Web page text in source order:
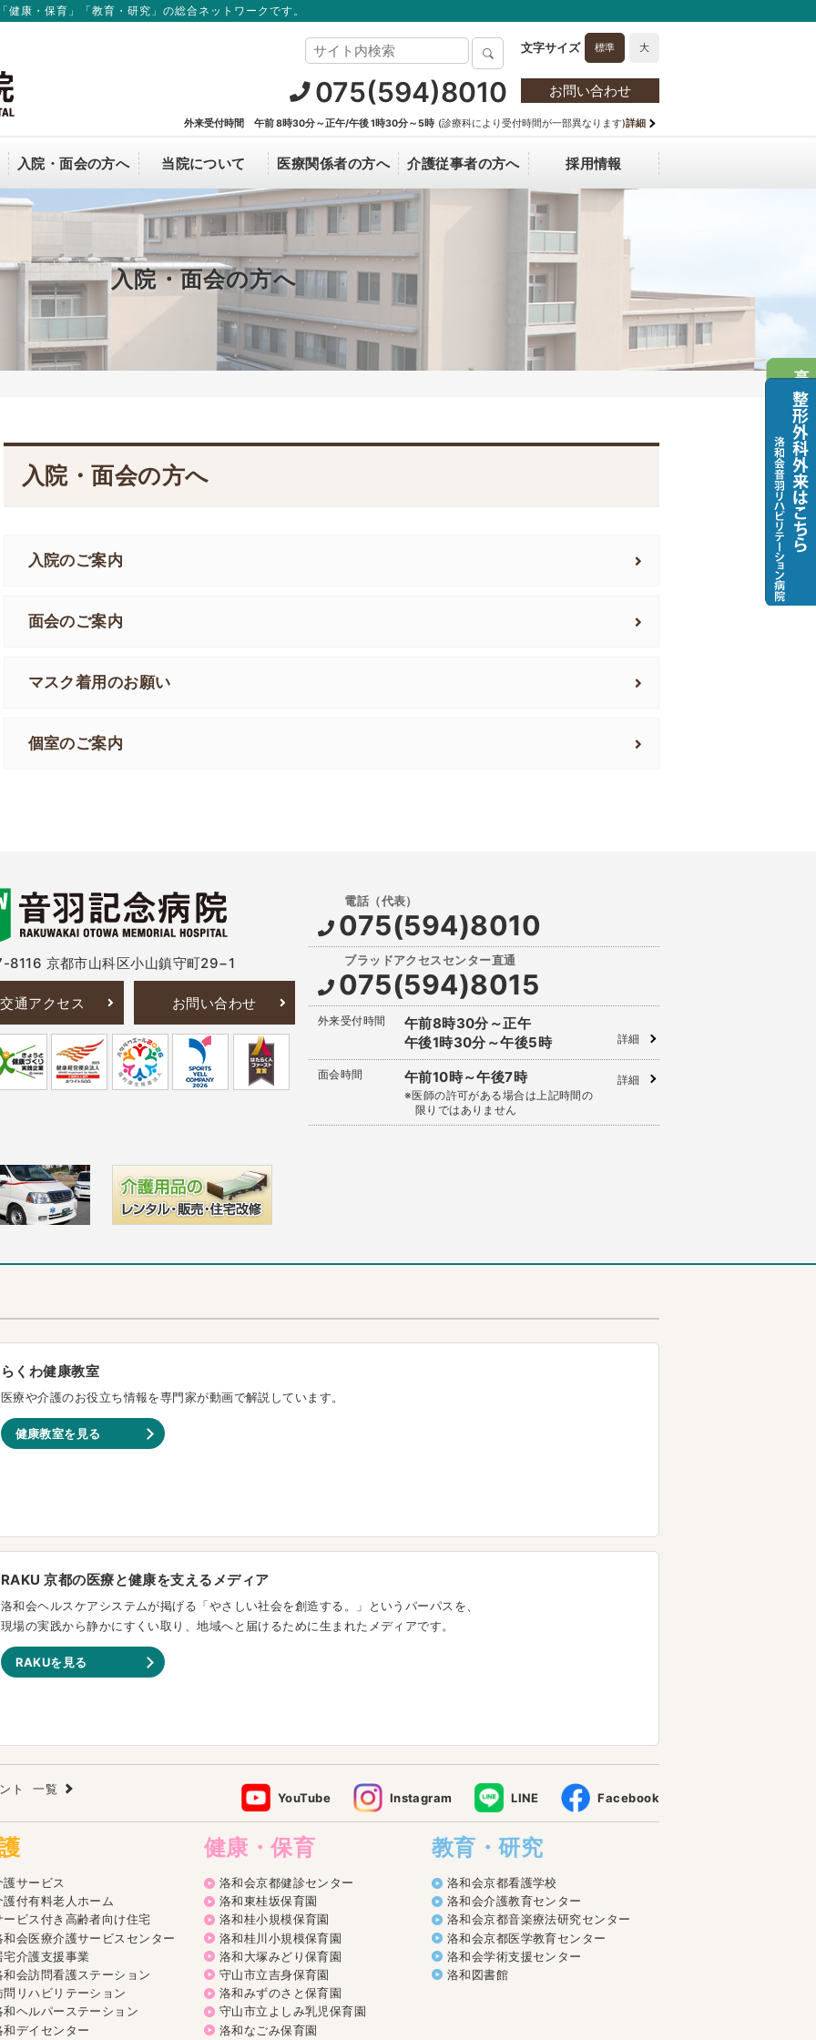
康・保育」「教育・研究」の総合ネットワークです。
標準 大
お問い合わせ
075(594)8010
外来受付時間 午前 8時30分～正午/午後 1時30分～5時 (診療科により受付時間が一部異なります)詳細
オンライン資格確認について
Changing Medical Fee for Non-
看護部
入院・面会の方へ
面会のご案内
当院について
理事長からのごあいさつ 病院長からのごあいさつ
病院概要 自主機能評価指標（透析医療）
に 治験について
当院で実施中の臨床研究の情報
医療関係者の方へ
新薬開発・研究支援
介護従事者の方へ 採用情報
中途採用
入院・面会の方へ
入院・面会の方へ
入院のご案内
面会のご案内
マスク着用のお願い
個室のご案内
8116 京都市山科区小山鎮守町29−1
交通アクセス お問い合わせ
075(594)8010
075(594)8015
外来受付時間
午前8時30分～正午
午後1時30分～午後5時
詳細
面会時間 午前10時～午後7時
※医師の許可がある場合は上記時間の
限りではありません
詳細
らくわ健康教室
医療や介護のお役立ち情報を専門家が動画で解説しています。
健康教室を見る
RAKU 京都の医療と健康を支えるメディア
洛和会ヘルスケアシステムが掲げる「やさしい社会を創造する。」というパーパスを、
現場の実践から静かにすくい取り、地域へと届けるために生まれたメディアです。
RAKUを見る
ト 一覧
YouTube Instagram LINE Facebook
護サービス
護付有料老人ホーム
ービス付き高齢者向け住宅
和会医療介護サービスセンター
宅介護支援事業
和会訪問看護ステーション
問リハビリテーション
和ヘルパーステーション
和デイセンター
健康・保育
洛和会京都健診センター
洛和東桂坂保育園
洛和桂小規模保育園
洛和桂川小規模保育園
洛和大塚みどり保育園
守山市立吉身保育園
洛和みずのさと保育園
守山市立よしみ乳児保育園
洛和なごみ保育園
教育・研究
洛和会京都看護学校
洛和会介護教育センター
洛和会京都音楽療法研究センター
洛和会京都医学教育センター
洛和会学術支援センター
洛和図書館